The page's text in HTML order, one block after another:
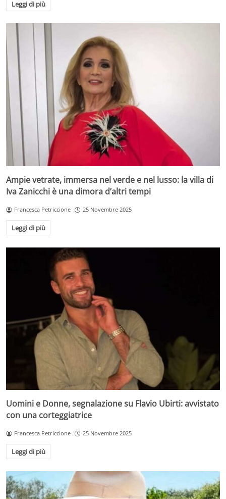
Leggi di più
Ampie vetrate, immersa nel verde e nel lusso: la villa di
Iva Zanicchi è una dimora d’altri tempi
Francesca Petriccione 25 Novembre 2025
Leggi di più
Uomini e Donne, segnalazione su Flavio Ubirti: avvistato
con una corteggiatrice
Francesca Petriccione 25 Novembre 2025
Leggi di più